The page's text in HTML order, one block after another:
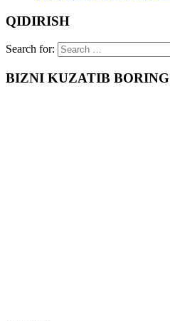
QIDIRISH
Search for:
BIZNI KUZATIB BORING